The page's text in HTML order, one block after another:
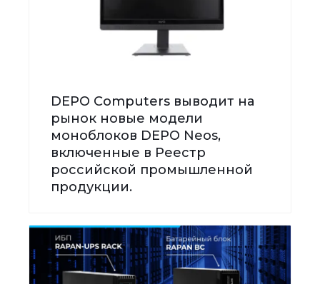
DEPO Computers выводит на
рынок новые модели
моноблоков DEPO Neos,
включенные в Реестр
российской промышленной
продукции.